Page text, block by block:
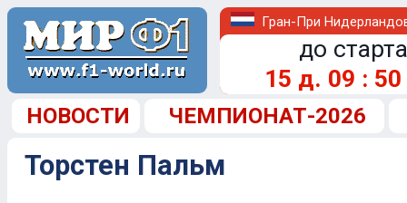
Гран-При
до
15 д. 09 : 50
НОВОСТИ ЧЕМПИОНАТ-2026
Торстен Пальм